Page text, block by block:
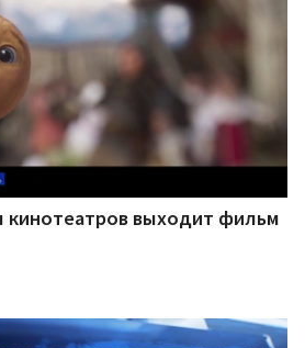
кинотеатров выходит фильм